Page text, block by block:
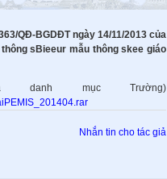
QĐ-BGDĐT ngày 14/11/2013 của
sBieeur mẫu thông skee giáo
mục Trường)
Nhắn tin cho tác giả